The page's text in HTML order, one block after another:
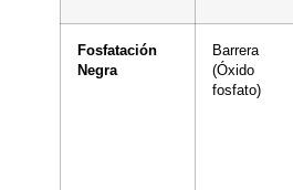
Fosfatación
Negra
Barrera
(Óxido
fosfato)